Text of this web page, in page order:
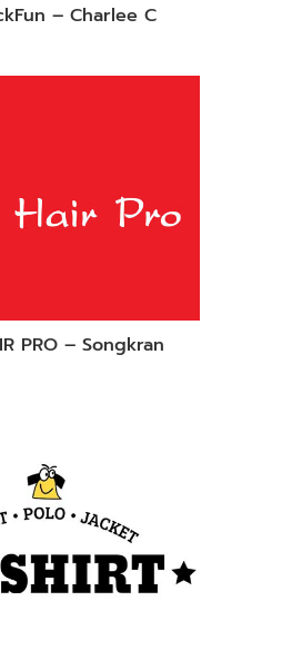
– Charlee C
PRO – Songkran